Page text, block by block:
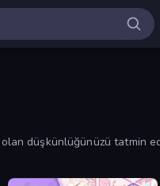
düşkünlüğünüzü tatmin